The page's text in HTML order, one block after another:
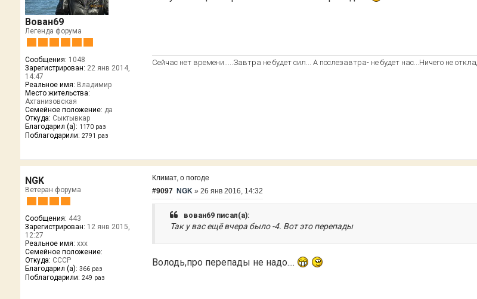
Вован69
Легенда форума
Сообщения: 1048
Зарегистрирован: 22 янв 2014,
14:47
Реальное имя: Владимир
Место жительства:
Ахтанизовская
Семейное положение: да
Откуда: Сыктывкар
Благодарил (а): 1170 раз
Поблагодарили: 2791 раз
Сейчас нет времени.....Завтра не будет сил... А послезавтра- не будет нас...Ничего не
NGK
Ветеран форума
Сообщения: 443
Зарегистрирован: 12 янв 2015,
12:27
Реальное имя: xxx
Семейное положение:
Откуда: CCCP
Благодарил (а): 366 раз
Поблагодарили: 249 раз
Климат, о погоде
#9097 NGK »26 янв 2016, 14:32
вован69 писал(а):
Так у вас ещё вчера было -4. Вот это перепады
Володь,про перепады не надо....